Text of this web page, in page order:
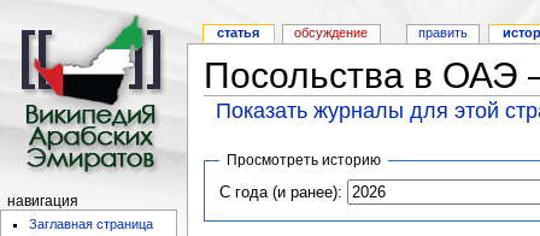
Посольства в ОАЭ
Показать журналы для этой
Просмотреть историю
С года (и ранее):
статья обсуждение править
навигация
Заглавная страница